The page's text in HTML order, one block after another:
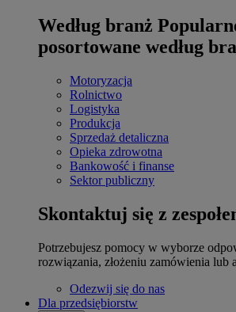
Według branż
posortowane według
Motoryzacja
Rolnictwo
Logistyka
Produkcja
Sprzedaż detaliczna
Opieka zdrowotna
Bankowość i finanse
Sektor publiczny
Skontaktuj się z
Potrzebujesz pomocy w wyborze
rozwiązania, złożeniu zamówienia lub
Odezwij się do nas
Dla przedsiębiorstw